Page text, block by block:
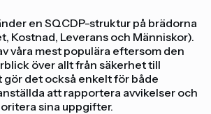
en SQCDP-struktur på brädorna
Kostnad, Leverans och Människor).
våra mest populära eftersom den
över allt från säkerhet till
det också enkelt för både
att rapportera avvikelser och
sina uppgifter.